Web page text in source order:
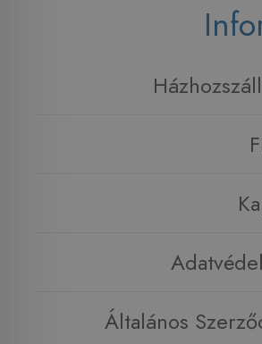
Általános